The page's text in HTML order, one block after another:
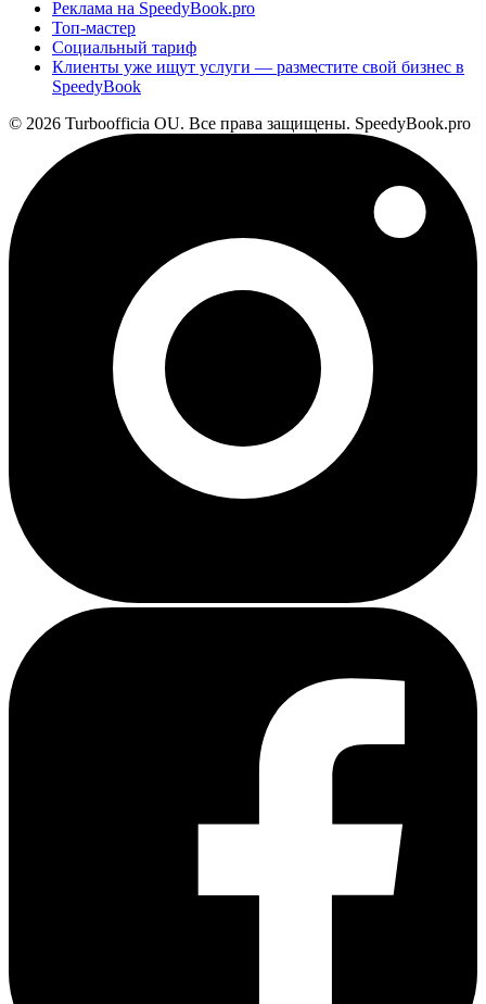
Реклама на SpeedyBook.pro
Топ-мастер
Социальный тариф
Клиенты уже ищут услуги — разместите свой бизнес в
SpeedyBook
© 2026 Turboofficia OU. Все права защищены. SpeedyBook.pro